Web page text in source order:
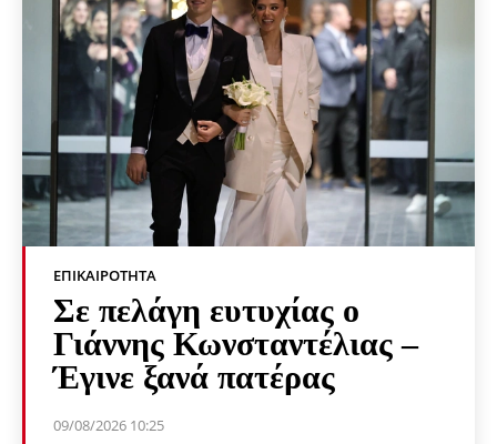
ΕΠΙΚΑΙΡΌΤΗΤΑ
Σε πελάγη ευτυχίας ο
Γιάννης Κωνσταντέλιας –
Έγινε ξανά πατέρας
09/08/2026 10:25